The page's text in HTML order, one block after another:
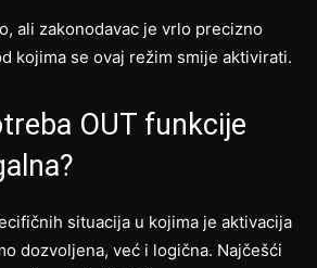
ali zakonodavac je vrlo precizno
kojima se ovaj režim smije aktivirati.
OUT funkcije
situacija u kojima je aktivacija
dozvoljena, već i logična. Najčešći